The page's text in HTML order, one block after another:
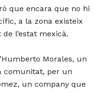
que encara que no hi
a la zona existeix
l’estat mexicà.
Morales, un
comunitat, per un
un company que